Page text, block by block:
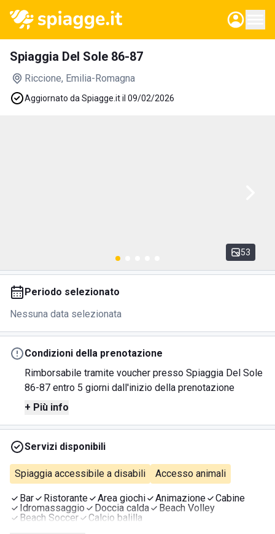
Spiaggia Del Sole 86-87
Riccione, Emilia-Romagna
Aggiornato da Spiagge.it il 09/02/2026
53
Periodo selezionato
Nessuna data selezionata
Condizioni della prenotazione
Rimborsabile tramite voucher presso Spiaggia Del Sole
86-87 entro 5 giorni dall'inizio della prenotazione
+ Più info
Servizi disponibili
Spiaggia accessibile a disabili Accesso animali
Bar Ristorante Area giochi Animazione
Cabine
Idromassaggio
Doccia calda
Beach Volley
Beach Soccer
Calcio balilla